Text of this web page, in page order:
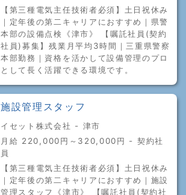
【第三種電気主任技術者必須】土日祝休み
｜定年後の第二キャリアにおすすめ｜県警
本部の設備点検《津市》 【嘱託社員(契約
社員)募集】残業月平均3時間｜三重県警察
本部勤務｜資格を活かして設備管理のプロ
として長く活躍できる環境です。
施設管理スタッフ
イセット株式会社 - 津市
月給 220,000円～320,000円 - 契約社
員
【第三種電気主任技術者必須】土日祝休み
｜定年後の第二キャリアにおすすめ｜施設
管理スタッフ《津市》 【嘱託社員(契約社